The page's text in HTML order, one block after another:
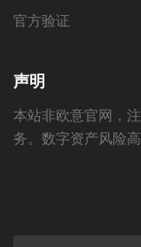
官方验证
声明
本站非欧意官网，
务。数字资产风险